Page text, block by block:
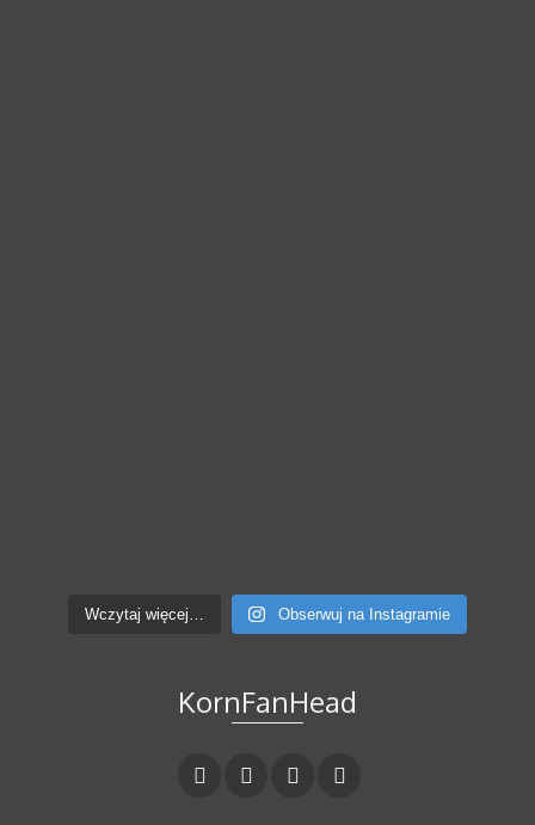
Wczytaj więcej… Obserwuj na Instagramie
KornFanHead